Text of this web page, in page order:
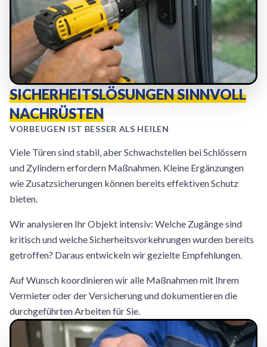
SICHERHEITSLÖSUNGEN SINNVOLL
NACHRÜSTEN
VORBEUGEN IST BESSER ALS HEILEN
Viele Türen sind stabil, aber Schwachstellen bei Schlössern
und Zylindern erfordern Maßnahmen. Kleine Ergänzungen
wie Zusatzsicherungen können bereits effektiven Schutz
bieten.
Wir analysieren Ihr Objekt intensiv: Welche Zugänge sind
kritisch und welche Sicherheitsvorkehrungen wurden bereits
getroffen? Daraus entwickeln wir gezielte Empfehlungen.
Auf Wunsch koordinieren wir alle Maßnahmen mit Ihrem
Vermieter oder der Versicherung und dokumentieren die
durchgeführten Arbeiten für Sie.